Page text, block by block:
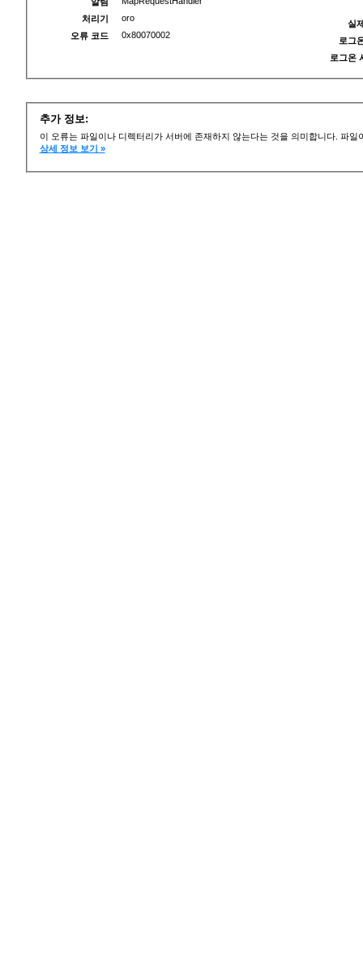
처리기
oro
오류 코드
0x80070002
실
로그
로그온
추가 정보:
이 오류는 파일이나 디렉터리가 서버에 존재하지 않는다는 것을 의미합니다. 파
상세 정보 보기 »